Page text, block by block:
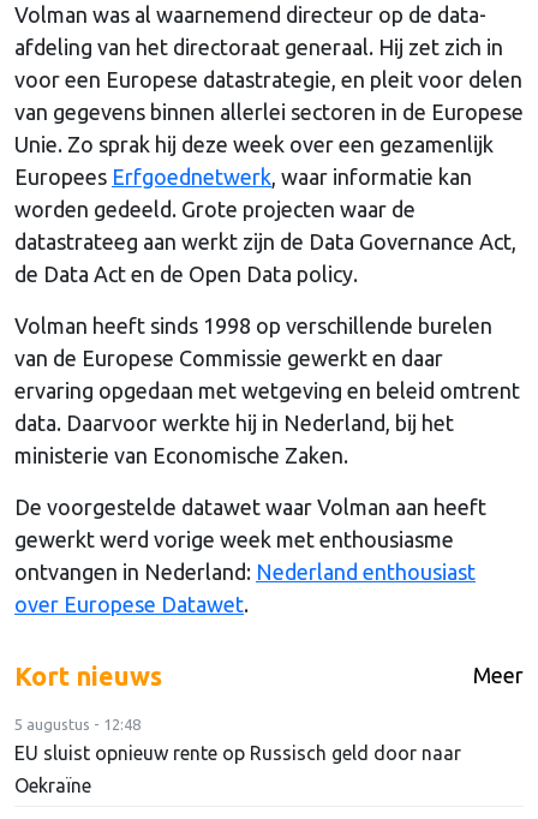
Volman was al waarnemend directeur op de data-
afdeling van het directoraat generaal. Hij zet zich in
voor een Europese datastrategie, en pleit voor delen
van gegevens binnen allerlei sectoren in de Europese
Unie. Zo sprak hij deze week over een gezamenlijk
Europees Erfgoednetwerk , waar informatie kan
worden gedeeld. Grote projecten waar de
datastrateeg aan werkt zijn de Data Governance Act,
de Data Act en de Open Data policy.
Volman heeft sinds 1998 op verschillende burelen
van de Europese Commissie gewerkt en daar
ervaring opgedaan met wetgeving en beleid omtrent
data. Daarvoor werkte hij in Nederland, bij het
ministerie van Economische Zaken.
De voorgestelde datawet waar Volman aan heeft
gewerkt werd vorige week met enthousiasme
ontvangen in Nederland: Nederland enthousiast
over Europese Datawet.
Kort nieuws Meer
5 augustus - 12:48
EU sluist opnieuw rente op Russisch geld door naar
Oekraïne